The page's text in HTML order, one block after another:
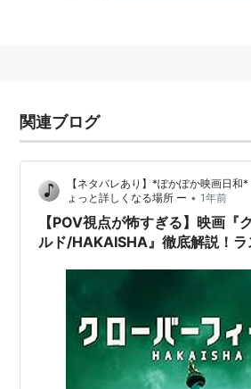
関連ブログ
【ネタバレあり】*ぽかぽか映画日和
ょっと詳しくなる場所 ー • 1年前
【POV視点が怖すぎる】映画『
ルド/HAKAISHA』徹底解説！ラ